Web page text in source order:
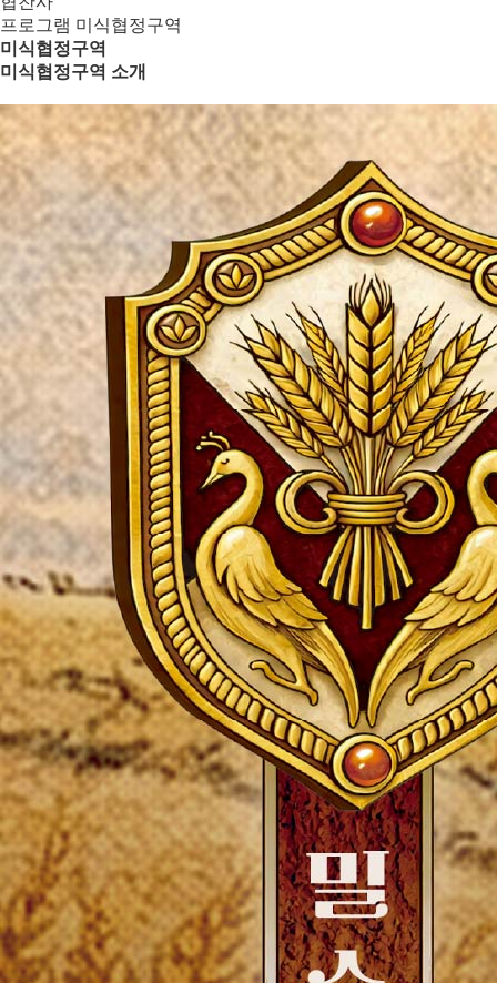
프로그램 미식협정구역
미식협정구역
미식협정구역 소개